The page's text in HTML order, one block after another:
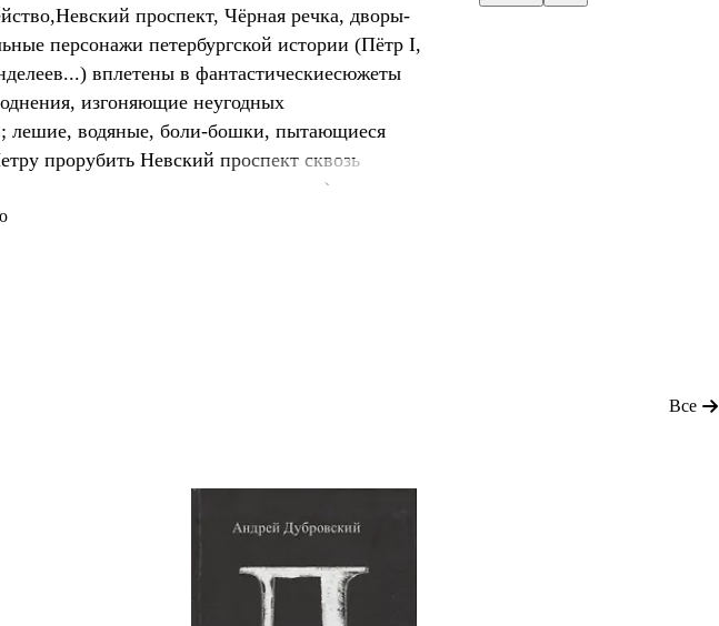
проспект, Чёрная речка, дворы-
персонажи петербургской истории (Пётр I,
вплетены в фантастическиесюжеты
изгоняющие неугодных
лешие, водяные, боли-бошки, пытающиеся
прорубить Невский проспект сквозь
отражения рек и каналов...).
Все